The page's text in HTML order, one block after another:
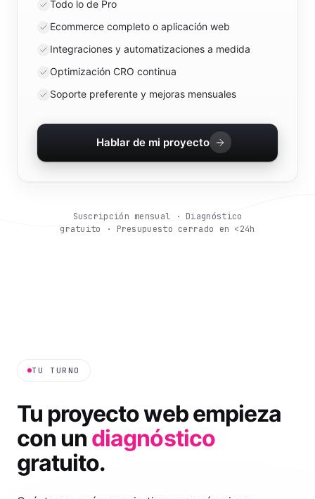
Todo lo de Pro
Ecommerce completo o aplicación web
Integraciones y automatizaciones a medida
Optimización CRO continua
Soporte preferente y mejoras mensuales
Hablar de mi proyecto
Suscripción mensual · Diagnóstico
gratuito · Presupuesto cerrado en <24h
TU TURNO
Tu proyecto web empieza
con un diagnóstico
gratuito.